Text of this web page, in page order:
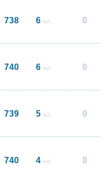
738 6 м/с 0
740 6 м/с 0
739 5 м/с 0
740 4 м/с 0